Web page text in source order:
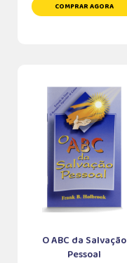
COMPRAR AGORA
O ABC da Salvação
Pessoal